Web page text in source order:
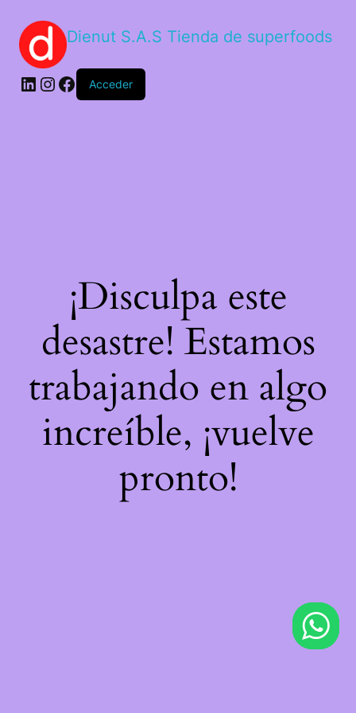
Dienut S.A.S Tienda de superfoods
Acceder
¡Disculpa este
desastre! Estamos
trabajando en algo
increíble, ¡vuelve
pronto!